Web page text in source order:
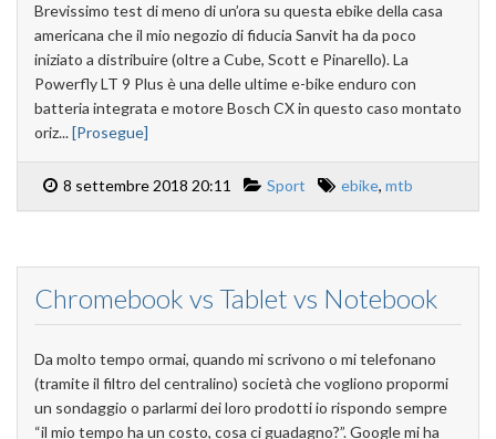
Brevissimo test di meno di un’ora su questa ebike della casa
americana che il mio negozio di fiducia Sanvit ha da poco
iniziato a distribuire (oltre a Cube, Scott e Pinarello). La
Powerfly LT 9 Plus è una delle ultime e-bike enduro con
batteria integrata e motore Bosch CX in questo caso montato
oriz...[Prosegue]
8 settembre 2018 20:11 Sport ebike, mtb
Chromebook vs Tablet vs Notebook
Da molto tempo ormai, quando mi scrivono o mi telefonano
(tramite il filtro del centralino) società che vogliono propormi
un sondaggio o parlarmi dei loro prodotti io rispondo sempre
“il mio tempo ha un costo, cosa ci guadagno?”. Google mi ha